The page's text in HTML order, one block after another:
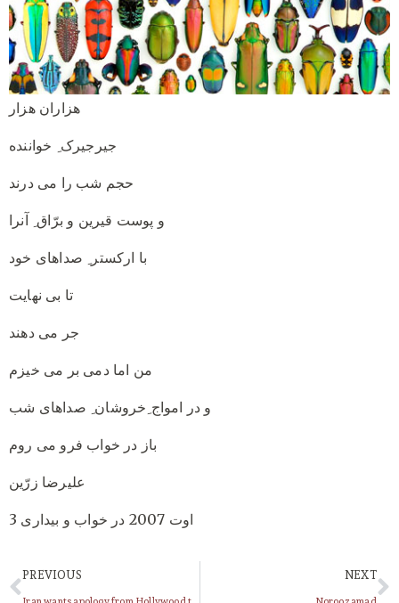
هزاران هزار
جیرجیرک ِ خواننده
حجم شب را می درند
و پوست قیرین و برّاق ِ آنرا
با ارکستر ِ صداهای خود
تا بی نهایت
جر می دهند
من اما دمی بر می خیزم
و در امواج ِخروشان ِ صداهای شب
باز در خواب فرو می روم
علیرضا زرّین
3 اوت 2007 در خواب و بیداری
PREVIOUS NEXT